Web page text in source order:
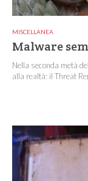
MISCELLANEA
Malware
Nella seconda metà
alla realtà: il Threat